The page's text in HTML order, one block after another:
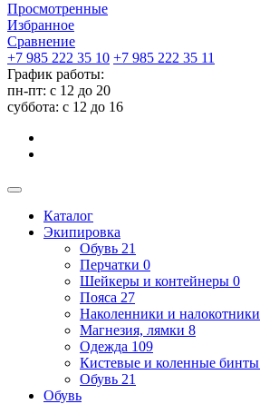
Просмотренные
Избранное
Сравнение
+7 985 222 35 10 +7 985 222 35 11
График работы:
пн-пт: с 12 до 20
суббота: c 12 до 16
Каталог
Экипировка
Обувь 21
Перчатки 0
Шейкеры и контейнеры 0
Пояса 27
Наколенники и налокотники
Магнезия, лямки 8
Одежда 109
Кистевые и коленные бинты
Обувь 21
Обувь